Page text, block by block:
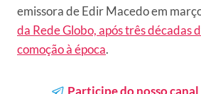
emissora de Edir Macedo em
da Rede Globo, após três décadas
comoção à época.
Participe do nosso